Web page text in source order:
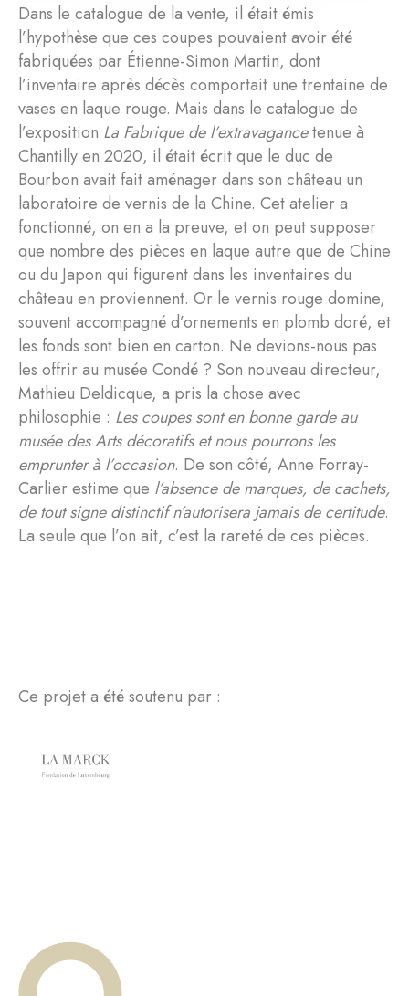
Dans le catalogue de la vente, il était émis
l’hypothèse que ces coupes pouvaient avoir été
fabriquées par Étienne-Simon Martin, dont
l’inventaire après décès comportait une trentaine de
vases en laque rouge. Mais dans le catalogue de
l’exposition La Fabrique de l’extravagancetenue à
Chantilly en 2020, il était écrit que le duc de
Bourbon avait fait aménager dans son château un
laboratoire de vernis de la Chine. Cet atelier a
fonctionné, on en a la preuve, et on peut supposer
que nombre des pièces en laque autre que de Chine
ou du Japon qui figurent dans les inventaires du
château en proviennent. Or le vernis rouge domine,
souvent accompagné d’ornements en plomb doré, et
les fonds sont bien en carton. Ne devions-nous pas
les offrir au musée Condé ? Son nouveau directeur,
Mathieu Deldicque, a pris la chose avec
philosophie : Les coupes sont en bonne garde au
musée des Arts décoratifs et nous pourrons les
emprunter à l’occasion. De son côté, Anne Forray-
Carlier estime que l’absence de marques, de cachets,
de tout signe distinctif n’autorisera jamais de certitude.
La seule que l’on ait, c’est la rareté de ces pièces.
Ce projet a été soutenu par :